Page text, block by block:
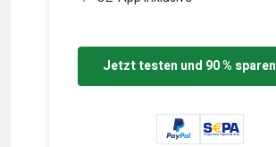
Jetzt testen und 90 % sparen